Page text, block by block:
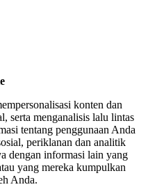
konten dan
serta menganalisis lalu lintas
tentang penggunaan Anda
periklanan dan analitik
dengan informasi lain yang
yang mereka kumpulkan
Anda.